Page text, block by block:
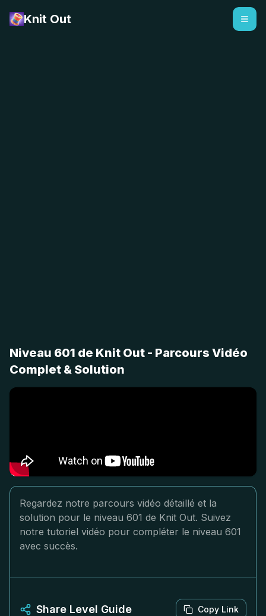
Knit Out
Niveau 601 de Knit Out - Parcours Vidéo
Complet & Solution
Regardez notre parcours vidéo détaillé et la
solution pour le niveau 601 de Knit Out. Suivez
notre tutoriel vidéo pour compléter le niveau 601
avec succès.
Share Level Guide Copy Link